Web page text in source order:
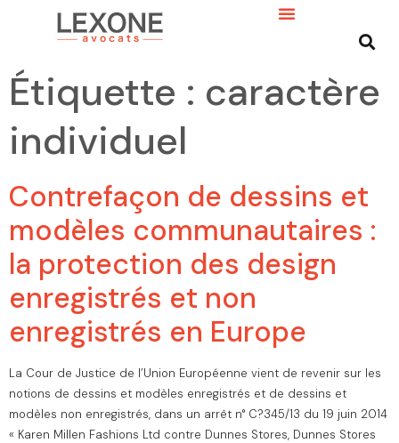
Étiquette : caractère
individuel
Contrefaçon de dessins et
modèles communautaires :
la protection des design
enregistrés et non
enregistrés en Europe
La Cour de Justice de l’Union Européenne vient de revenir sur les
notions de dessins et modèles enregistrés et de dessins et
modèles non enregistrés, dans un arrêt n° C?345/13 du 19 juin 2014
« Karen Millen Fashions Ltd contre Dunnes Stores, Dunnes Stores